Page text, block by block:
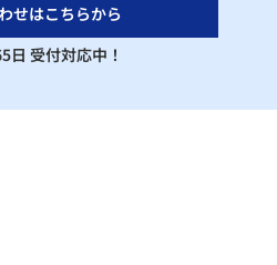
せはこちらから
日 受付対応中！